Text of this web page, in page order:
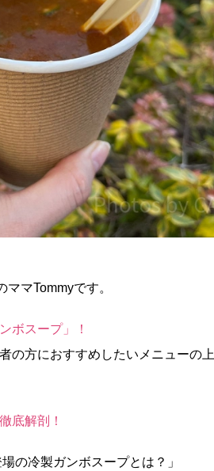
マTommyです。
ボスープ」！
の方におすすめしたいメニューの
底解剖！
の冷製ガンボスープとは？」